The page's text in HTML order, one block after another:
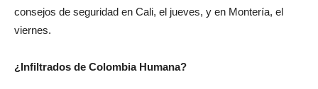
consejos de seguridad en Cali, el jueves, y en Montería, el
viernes.
¿Infiltrados de Colombia Humana?